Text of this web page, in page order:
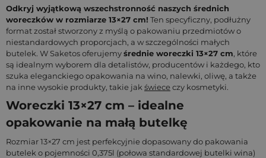
Odkryj wyjątkową wszechstronność naszych średnich
woreczków w rozmiarze 13×27 cm! Ten specyficzny, podłużny
format został stworzony z myślą o pakowaniu przedmiotów o
niestandardowych proporcjach, a w szczególności małych
butelek. W Saketos oferujemyśrednie woreczki 13×27 cm, które
są idealnym wyborem dla detalistów, producentów i każdego, kto
szuka eleganckiego opakowania na wino, nalewki, oliwę, a także
na inne wysokie produkty, takie jak świece czy kosmetyki.
Woreczki 13×27 cm – idealne
opakowanie na małą butelkę
Rozmiar 13×27 cm jest perfekcyjnie dopasowany do pakowania
butelek o pojemności 0,375l (połowa standardowej butelki wina)